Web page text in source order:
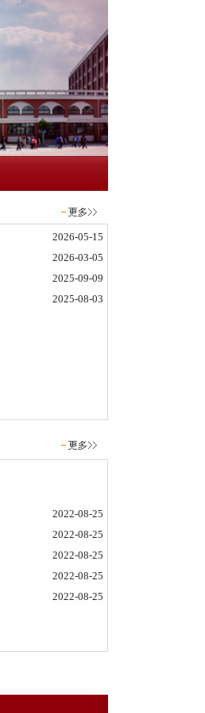
2026-05-15
2026-03-05
2025-09-09
2025-08-03
2022-08-25
2022-08-25
2022-08-25
2022-08-25
2022-08-25